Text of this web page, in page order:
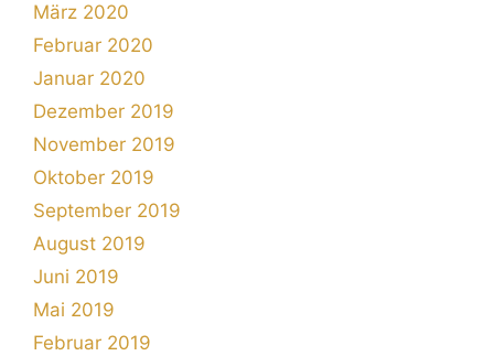
März 2020
Februar 2020
Januar 2020
Dezember 2019
November 2019
Oktober 2019
September 2019
August 2019
Juni 2019
Mai 2019
Februar 2019